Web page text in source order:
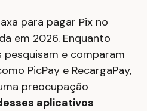
para pagar Pix no
em 2026. Enquanto
e comparam
PicPay e RecargaPay,
preocupação
aplicativos